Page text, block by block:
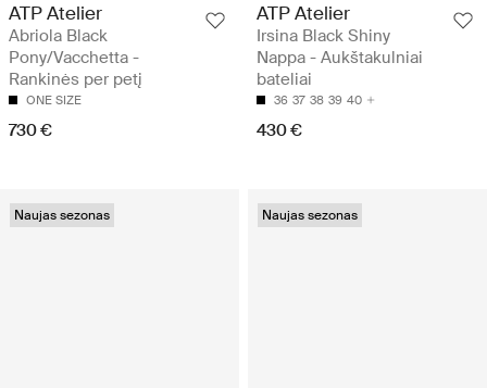
ATP Atelier
Abriola Black
Pony/Vacchetta -
Rankinės per petį
ONE SIZE
730 €
ATP Atelier
Irsina Black Shiny
Nappa - Aukštakulniai
bateliai
36 37 38 39 40
430 €
Naujas sezonas Naujas sezonas